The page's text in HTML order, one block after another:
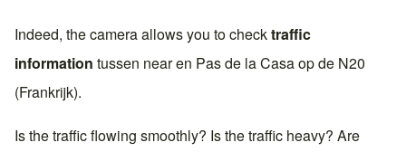
Indeed, the camera allows you to checktraffic
information tussen near en Pas de la Casaop de N20
(Frankrijk).
Is the traffic flowing smoothly? Is the traffic heavy? Are